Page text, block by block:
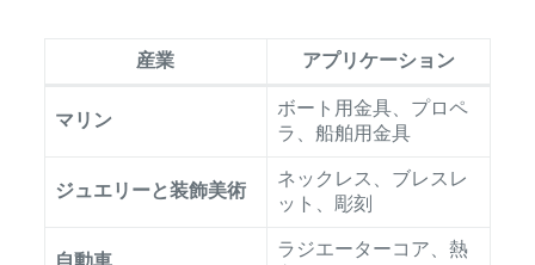
産業 アプリケーション
マリン
ボート用金具、プロペ
ラ、船舶用金具
ジュエリーと装飾美術
ネックレス、ブレスレ
ット、彫刻
自動車
ラジエーターコア、熱